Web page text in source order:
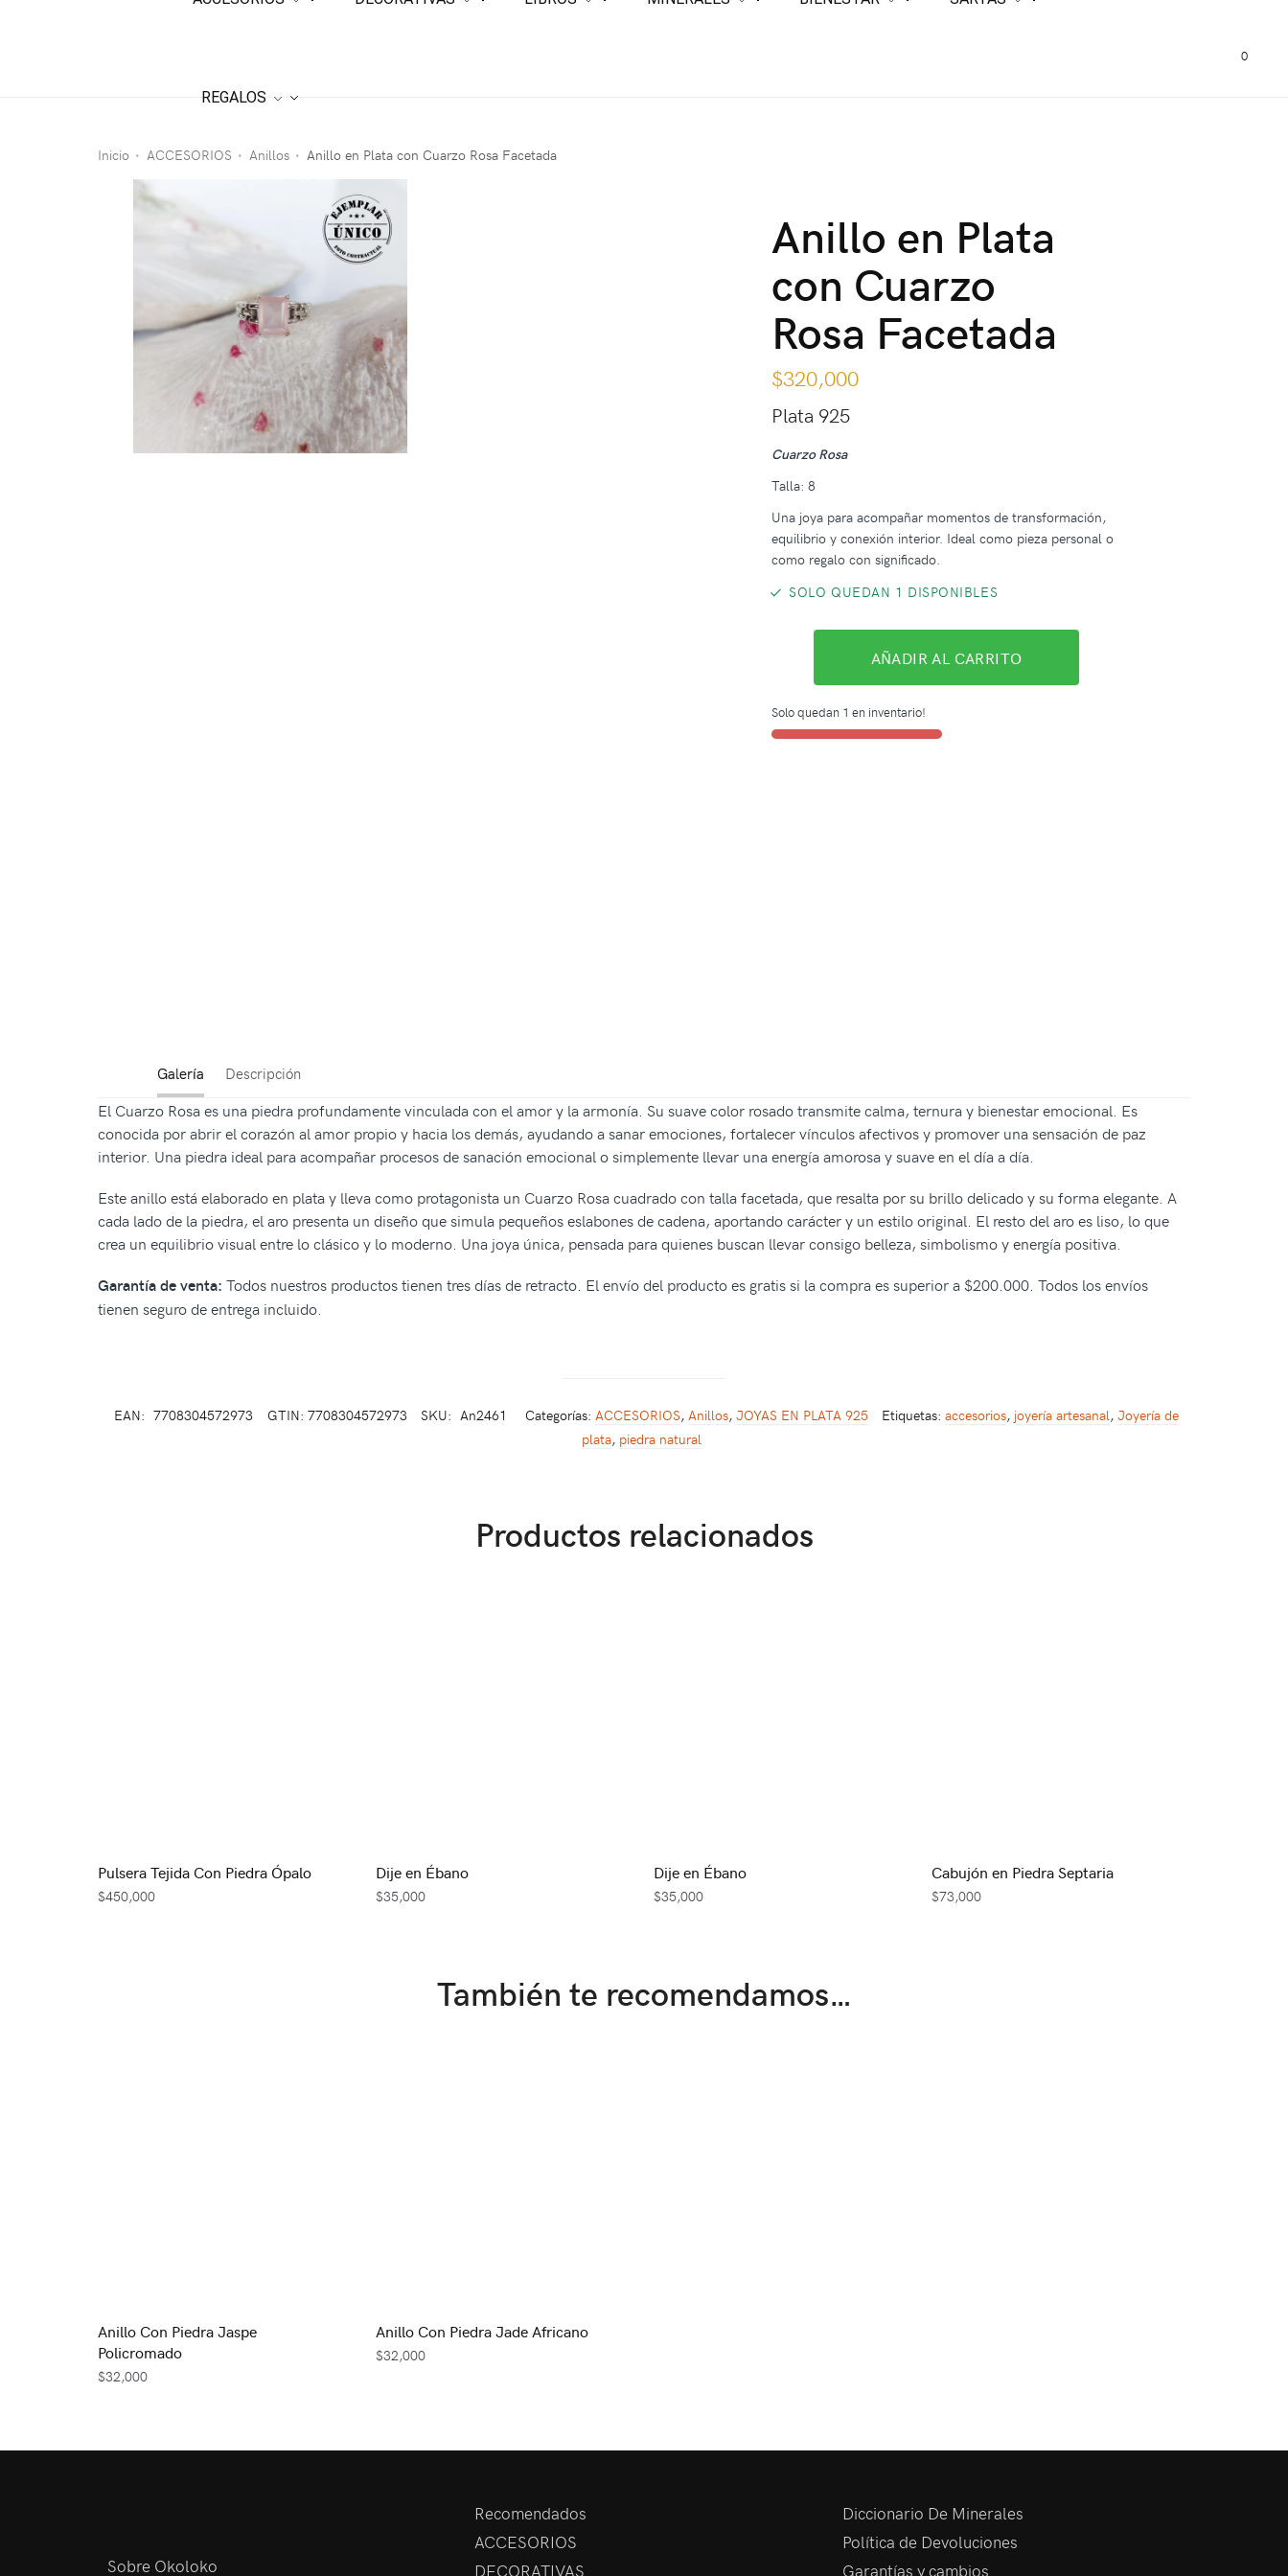
REGALOS
0
Inicio • ACCESORIOS • Anillos • Anillo en Plata con Cuarzo Rosa Facetada
Anillo en Plata
con Cuarzo
Rosa Facetada
$320,000
Plata 925
Cuarzo Rosa
Talla: 8
Una joya para acompañar momentos de transformación,
equilibrio y conexión interior. Ideal como pieza personal o
como regalo con significado.
SOLO QUEDAN 1 DISPONIBLES
AÑADIR AL CARRITO
Solo quedan 1 en inventario!
Galería Descripción
El Cuarzo Rosa es una piedra profundamente vinculada con el amor y la armonía. Su suave color rosado transmite calma, ternura y bienestar emocional. Es
conocida por abrir el corazón al amor propio y hacia los demás, ayudando a sanar emociones, fortalecer vínculos afectivos y promover una sensación de paz
interior. Una piedra ideal para acompañar procesos de sanación emocional o simplemente llevar una energía amorosa y suave en el día a día.
Este anillo está elaborado en plata y lleva como protagonista un Cuarzo Rosa cuadrado con talla facetada, que resalta por su brillo delicado y su forma elegante. A
cada lado de la piedra, el aro presenta un diseño que simula pequeños eslabones de cadena, aportando carácter y un estilo original. El resto del aro es liso, lo que
crea un equilibrio visual entre lo clásico y lo moderno. Una joya única, pensada para quienes buscan llevar consigo belleza, simbolismo y energía positiva.
Garantía de venta: Todos nuestros productos tienen tres días de retracto. El envío del producto es gratis si la compra es superior a $200.000. Todos los envíos
tienen seguro de entrega incluido.
EAN: 7708304572973 GTIN: 7708304572973 SKU: An2461 Categorías: ACCESORIOS, Anillos, JOYAS EN PLATA 925 Etiquetas: accesorios, joyería artesanal, Joyería de
plata, piedra natural
Productos relacionados
Pulsera Tejida Con Piedra Ópalo
$450,000
Dije en Ébano
$35,000
Dije en Ébano
$35,000
Cabujón en Piedra Septaria
$73,000
También te recomendamos…
Anillo Con Piedra Jaspe
Policromado
$32,000
Anillo Con Piedra Jade Africano
$32,000
Sobre Okoloko
Recomendados
ACCESORIOS
DECORATIVAS
Diccionario De Minerales
Política de Devoluciones
Garantías y cambios